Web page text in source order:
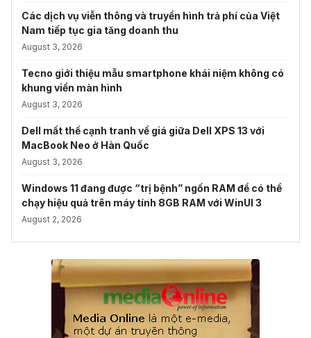
Các dịch vụ viễn thông và truyền hình trả phí của Việt
Nam tiếp tục gia tăng doanh thu
August 3, 2026
Tecno giới thiệu mẫu smartphone khái niệm không có
khung viền màn hình
August 3, 2026
Dell mất thế cạnh tranh về giá giữa Dell XPS 13 với
MacBook Neo ở Hàn Quốc
August 3, 2026
Windows 11 đang được “trị bệnh” ngốn RAM để có thể
chạy hiệu quả trên máy tính 8GB RAM với WinUI 3
August 2, 2026